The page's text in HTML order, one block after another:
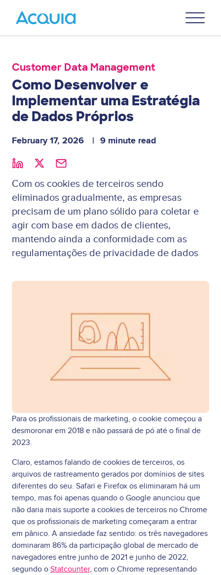
Menu
Customer Data Management
Como Desenvolver e
Implementar uma Estratégia
de Dados Próprios
February 17, 2026 9 minute read
Com os cookies de terceiros sendo
eliminados gradualmente, as empresas
precisam de um plano sólido para coletar e
agir com base em dados de clientes,
mantendo ainda a conformidade com as
regulamentações de privacidade de dados
Para os profissionais de marketing, o cookie começou a
desmoronar em 2018 e não passará de pó até o final de
2023.
Claro, estamos falando de cookies de terceiros, os
arquivos de rastreamento gerados por domínios de sites
diferentes do seu. Safari e Firefox os eliminaram há um
tempo, mas foi apenas quando o Google anunciou que
não daria mais suporte a cookies de terceiros no Chrome
que os profissionais de marketing começaram a entrar
em pânico. A ansiedade faz sentido: os três navegadores
dominaram 86% da participação global de mercado de
navegadores entre junho de 2021 e junho de 2022,
segundo o Statcounter, com o Chrome representando